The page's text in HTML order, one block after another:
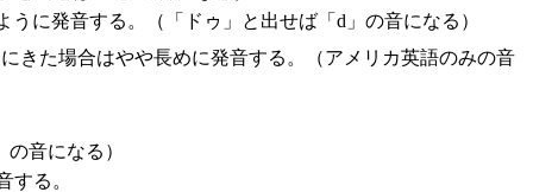
に発音する。（「ドゥ」と出せば「d」の音になる）
きた場合はやや長めに発音する。（アメリカ英語のみの音
音になる）
する。